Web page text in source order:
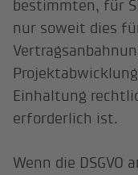
bestimmten, für
nur soweit dies
Einhaltung
erforderlich ist.
Wenn die